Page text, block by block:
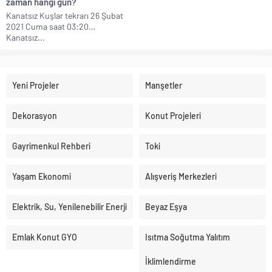
Kanatsız Kuşlar tekrarı 26 Şubat
2021 Cuma saat 03:20…
Kanatsız...
Yeni Projeler Manşetler
Dekorasyon Konut Projeleri
Gayrimenkul Rehberi Toki
Yaşam Ekonomi Alışveriş Merkezleri
Elektrik, Su, Yenilenebilir Enerji Beyaz Eşya
Emlak Konut GYO Isıtma Soğutma Yalıtım
İklimlendirme